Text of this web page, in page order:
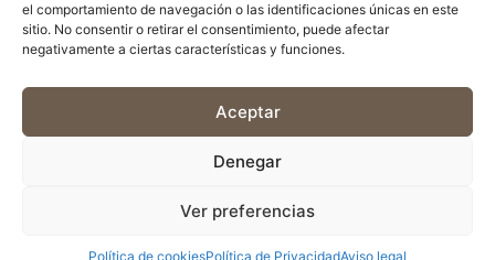
el comportamiento de navegación o las identificaciones únicas en este
sitio. No consentir o retirar el consentimiento, puede afectar
negativamente a ciertas características y funciones.
Aceptar
Denegar
Ver preferencias
Política de cookiesPolítica de PrivacidadAviso legal
CODEX BCN ADVOCATS
Rambla de Catalunya, 90, 1-1
Política de privacidad Política de cookies
Diseño web mediactiu
Financiado por la Unión Europea-Next Generation EU